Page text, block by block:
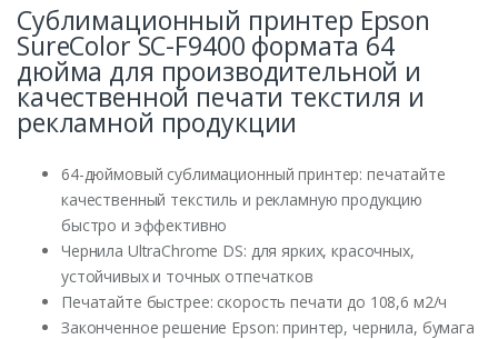
Сублимационный принтер Epson
SureColor SC-F9400 формата 64
дюйма для производительной и
качественной печати текстиля и
рекламной продукции
64-дюймовый сублимационный принтер: печатайте
качественный текстиль и рекламную продукцию
быстро и эффективно
Чернила UltraChrome DS: для ярких, красочных,
устойчивых и точных отпечатков
Печатайте быстрее: скорость печати до 108,6 м2/ч
Законченное решение Epson: принтер, чернила, бумага